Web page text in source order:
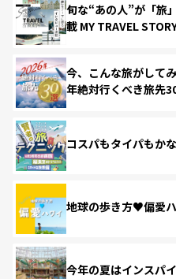
旬な“あの人”が「旅
載 MY TRAVEL
今、こんな旅がして
年絶対行くべき旅先
コスパもタイパもか
地球の歩き方♥偏愛
今年の夏はインスパ